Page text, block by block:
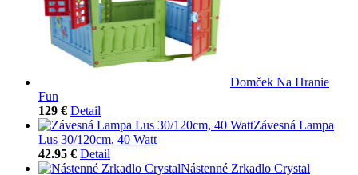
Domček Na Hranie
Fun
129 € Detail
Závesná Lampa
Lus 30/120cm, 40 Watt
42.95 € Detail
Nástenné Zrkadlo Crystal